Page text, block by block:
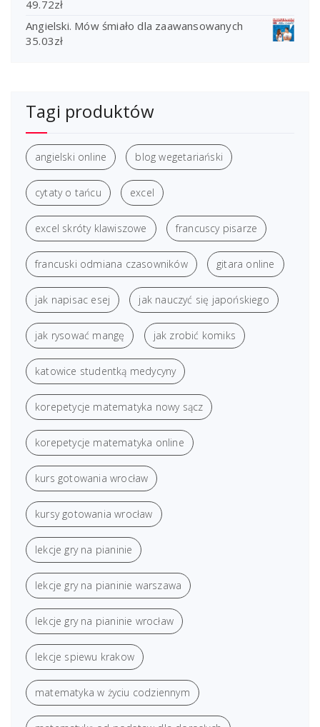
49.72zł
Angielski. Mów śmiało dla zaawansowanych
35.03zł
Tagi produktów
angielski online blog wegetariański
cytaty o tańcu excel
excel skróty klawiszowe francuscy pisarze
francuski odmiana czasowników gitara online
jak napisac esej jak nauczyć się japońskiego
jak rysować mangę jak zrobić komiks
katowice studentką medycyny
korepetycje matematyka nowy sącz
korepetycje matematyka online
kurs gotowania wrocław
kursy gotowania wrocław
lekcje gry na pianinie
lekcje gry na pianinie warszawa
lekcje gry na pianinie wrocław
lekcje spiewu krakow
matematyka w życiu codziennym